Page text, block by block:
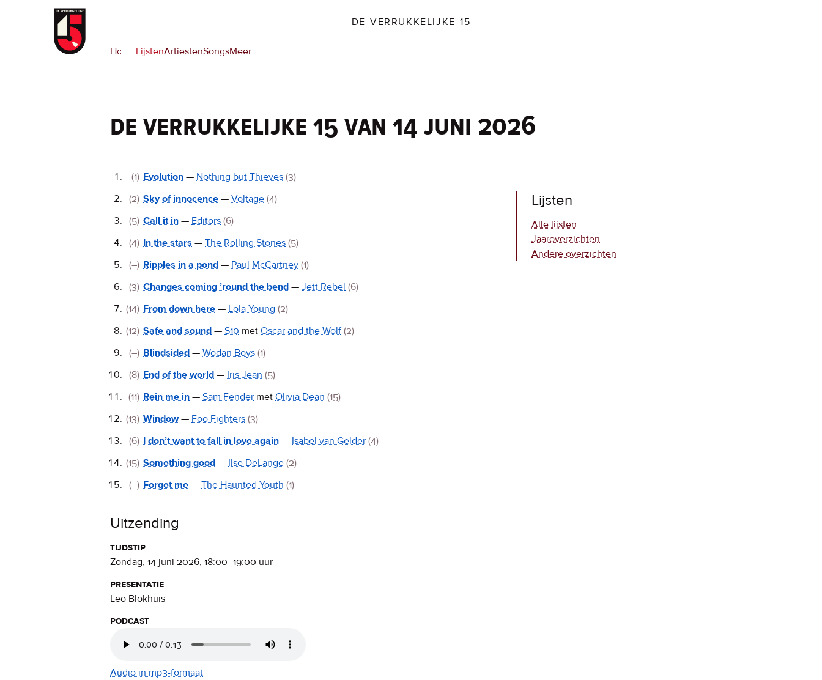
Overslaan
naar
DE VERRUKKELIJKE 15
Hoofdnavigatie
Home LijstenArtiestenSongsMeerop
nporadio2.nl
…
de verrukkelijke 15 van 14 juni 2026
De
Verrukkelijke
15
(1) Evolution — Nothing but Thieves (3)
(2) Sky of innocence — Voltage (4)
(5) Call it in — Editors (6)
(4) In the stars — The Rolling Stones (5)
(–) Ripples in a pond — Paul McCartney (1)
(3) Changes coming ’round the bend — Jett Rebel (6)
(14) From down here — Lola Young (2)
(12) Safe and sound — S10 met Oscar and the Wolf (2)
(–) Blindsided — Wodan Boys (1)
(8) End of the world — Iris Jean (5)
(11) Rein me in — Sam Fender met Olivia Dean (15)
(13) Window— Foo Fighters (3)
(6) I don’t want to fall in love again — Isabel van Gelder (4)
(15) Something good — Ilse DeLange (2)
(–) Forget me — The Haunted Youth (1)
Uitzending
tijdstip
zondag, 14 juni 2026, 18:00–19:00 uur
presentatie
Leo Blokhuis
podcast
Audio in mp3-formaat
Lijsten
Alle lijsten
Jaaroverzichten
Andere overzichten